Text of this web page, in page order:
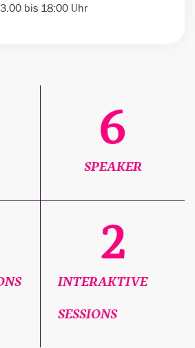
bis 18:00 Uhr
SPEAKER
6
INTERAKTIVE
SESSIONS
2